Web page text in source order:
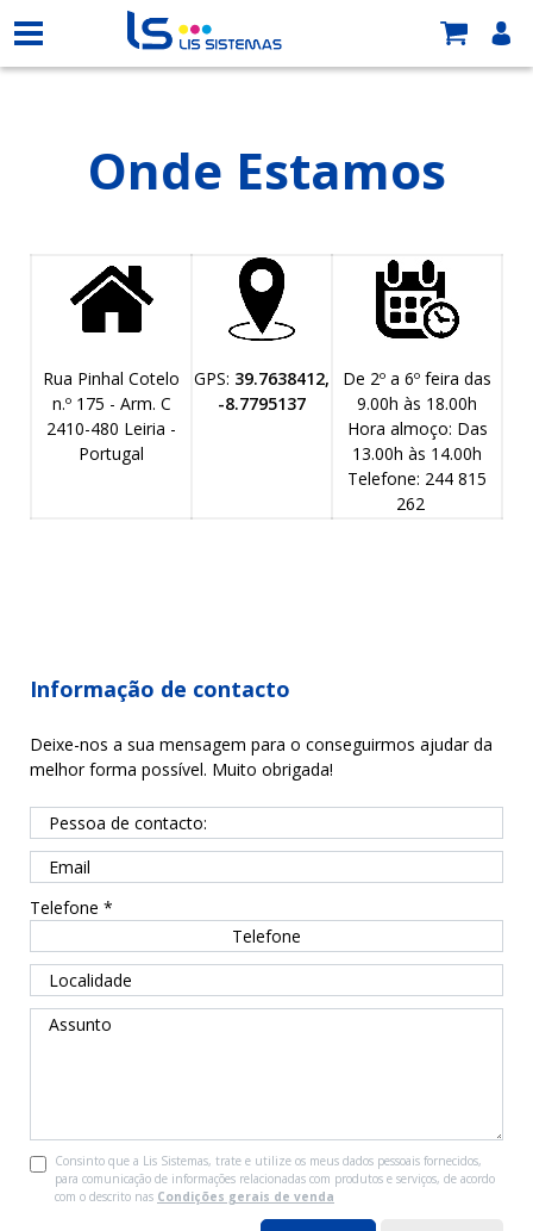
Onde Estamos
Rua Pinhal Cotelo
n.º 175 - Arm. C
2410-480 Leiria -
Portugal
GPS: 39.7638412,
-8.7795137
De 2º a 6º feira das
9.00h às 18.00h
Hora almoço: Das
13.00h às 14.00h
Telefone: 244 815
262
Informação de contacto
Deixe-nos a sua mensagem para o conseguirmos ajudar da
melhor forma possível. Muito obrigada!
Telefone *
Consinto que a Lis Sistemas, trate e utilize os meus dados pessoais fornecidos,
para comunicação de informações relacionadas com produtos e serviços, de acordo
com o descrito nas Condições gerais de venda